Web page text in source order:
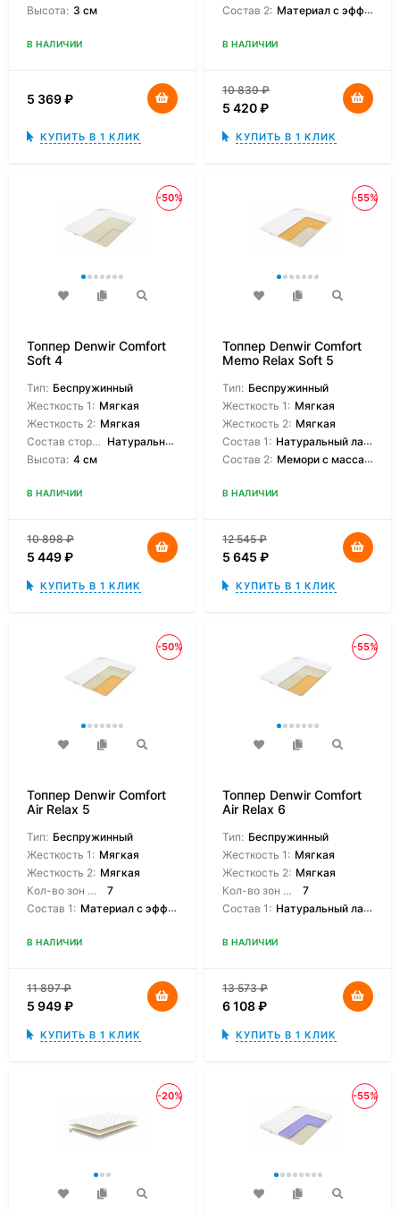
Высота: 3 см
В НАЛИЧИИ
5 369₽
КУПИТЬ В 1 КЛИК
Состав 2: Материал с эффектом памяти
В НАЛИЧИИ
10 839₽
5 420₽
КУПИТЬ В 1 КЛИК
-50%
Топпер Denwir Comfort
Soft 4
Тип: Беспружинный
Жесткость 1: Мягкая
Жесткость 2: Мягкая
Состав сторон: Натуральный латекс
Высота: 4 см
В НАЛИЧИИ
10 898₽
5 449₽
КУПИТЬ В 1 КЛИК
-55%
Топпер Denwir Comfort
Memo Relax Soft 5
Тип: Беспружинный
Жесткость 1: Мягкая
Жесткость 2: Мягкая
Состав 1: Натуральный латекс
Состав 2: Мемори с массажной поверхностью
В НАЛИЧИИ
12 545₽
5 645 ₽
КУПИТЬ В 1 КЛИК
-50%
Топпер Denwir Comfort
Air Relax 5
Тип: Беспружинный
Жесткость 1: Мягкая
Жесткость 2: Мягкая
Кол-во зон жесткости:
7
Состав 1: Материал с эффектом памяти
В НАЛИЧИИ
11 897₽
5 949₽
КУПИТЬ В 1 КЛИК
-55%
Топпер Denwir Comfort
Air Relax 6
Тип: Беспружинный
Жесткость 1: Мягкая
Жесткость 2: Мягкая
Кол-во зон жесткости:
7
Состав 1: Натуральный латекс 7-зонный
В НАЛИЧИИ
13 573₽
6 108₽
КУПИТЬ В 1 КЛИК
-20% -55%